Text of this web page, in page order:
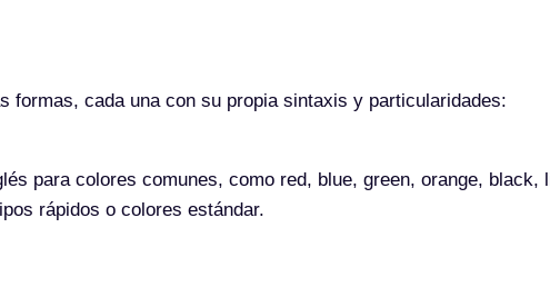
formas, cada una con su propia sintaxis y particularidades:
para colores comunes, como red, blue, green, orange, black,
rápidos o colores estándar.